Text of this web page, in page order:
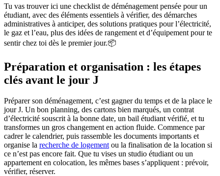
Tu vas trouver ici une checklist de déménagement pensée pour un
étudiant, avec des éléments essentiels à vérifier, des démarches
administratives à anticiper, des solutions pratiques pour l’électricité,
le gaz et l’eau, plus des idées de rangement et d’équipement pour te
sentir chez toi dès le premier jour.📦
Préparation et organisation : les étapes
clés avant le jour J
Préparer son déménagement, c’est gagner du temps et de la place le
jour J. Un bon planning, des cartons bien marqués, un contrat
d’électricité souscrit à la bonne date, un bail étudiant vérifié, et tu
transformes un gros changement en action fluide. Commence par
cadrer le calendrier, puis rassemble les documents importants et
organise la recherche de logement ou la finalisation de la location si
ce n’est pas encore fait. Que tu vises un studio étudiant ou un
appartement en colocation, les mêmes bases s’appliquent : prévoir,
vérifier, réserver.